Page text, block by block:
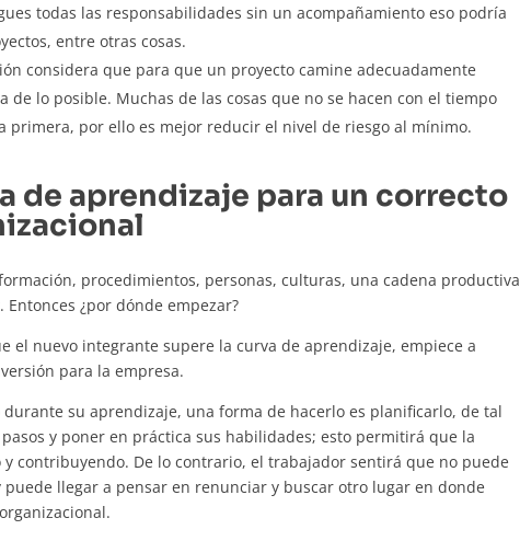
todas las responsabilidades sin un acompañamiento eso podría
entre otras cosas.
considera que para que un proyecto camine adecuadamente
lo posible. Muchas de las cosas que no se hacen con el tiempo
primera, por ello es mejor reducir el nivel de riesgo al mínimo.
de aprendizaje para un correcto
procedimientos, personas, culturas, una cadena productiva
¿por dónde empezar?
el nuevo integrante supere la curva de aprendizaje, empiece a
para la empresa.
su aprendizaje, una forma de hacerlo es planificarlo, de tal
y poner en práctica sus habilidades; esto permitirá que la
y contribuyendo. De lo contrario, el trabajador sentirá que no puede
llegar a pensar en renunciar y buscar otro lugar en donde